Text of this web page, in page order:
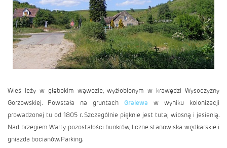
Wieś leży w głębokim wąwozie, wyżłobionym w krawędzi Wysoczyzny
Gorzowskiej. Powstała na gruntach Gralewa w wyniku kolonizacji
prowadzonej tu od 1805 r. Szczególnie pięknie jest tutaj wiosną i jesienią.
Nad brzegiem Warty pozostałości bunkrów, liczne stanowiska wędkarskie i
gniazda bocianów. Parking.